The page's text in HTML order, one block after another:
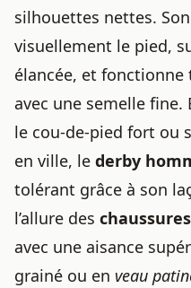
silhouettes nettes.
visuellement le pied,
élancée, et fonctionne
avec une semelle fine.
le cou-de-pied fort ou
en ville, le derby
tolérant grâce à son
l’allure des
avec une aisance
grainé ou en veau